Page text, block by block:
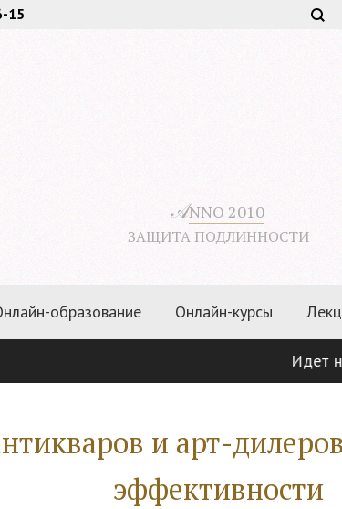
𝒜NNO 2010
ЗАЩИТА ПОДЛИННОСТИ
образование Онлайн-курсы
15
Идет набор
и арт-
эффективности